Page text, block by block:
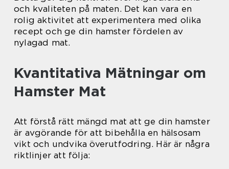
och kvaliteten på maten. Det kan vara en
rolig aktivitet att experimentera med olika
recept och ge din hamster fördelen av
nylagad mat.
Kvantitativa Mätningar om
Hamster Mat
Att förstå rätt mängd mat att ge din hamster
är avgörande för att bibehålla en hälsosam
vikt och undvika överutfodring. Här är några
riktlinjer att följa: